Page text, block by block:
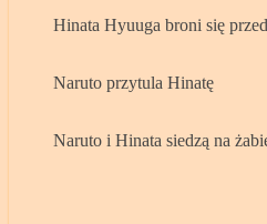
Hinata Hyuuga broni się
Naruto przytula Hinatę
Naruto i Hinata siedzą na